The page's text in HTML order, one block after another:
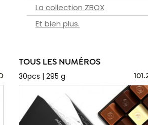
La collection ZBOX
Et bien plus.
TOUS LES NUMÉROS
30pcs | 295 g